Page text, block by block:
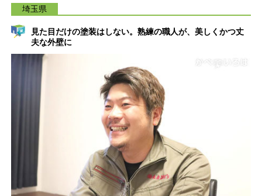
埼玉県
見た目だけの塗装はしない。熟練の職人が、美しくかつ丈
夫な外壁に